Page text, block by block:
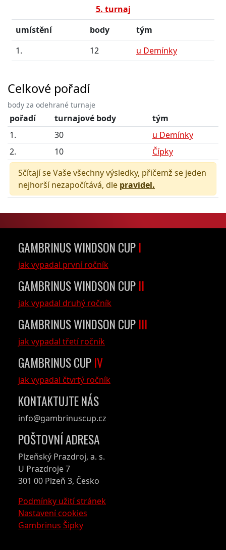
5. turnaj
umístění
body
tým
1.
12 u Demínky
Celkové pořadí
body za odehrané turnaje
pořadí turnajové body
tým
1.
30
u Demínky
2.
10
Čípky
Sčítají se Vaše všechny výsledky, přičemž se jeden
nejhorší nezapočítává, dle pravidel.
GAMBRINUS WINDSON CUP I
jak vypadal první ročník
GAMBRINUS WINDSON CUP II
jak vypadal druhý ročník
GAMBRINUS WINDSON CUP III
jak vypadal třetí ročník
GAMBRINUS CUP IV
jak vypadal čtvrtý ročník
KONTAKTUJTE NÁS
info@gambrinuscup.cz
POŠTOVNÍ ADRESA
Plzeňský Prazdroj, a. s.
U Prazdroje 7
301 00 Plzeň 3, Česko
Podmínky užití stránek
Nastavení cookies
Gambrinus Šipky